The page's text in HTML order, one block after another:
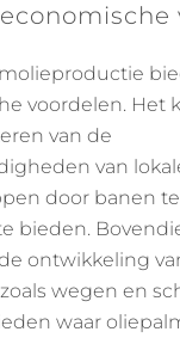
voordelen. Het
van de
van
door banen
bieden.
ontwikkeling
wegen en
waar